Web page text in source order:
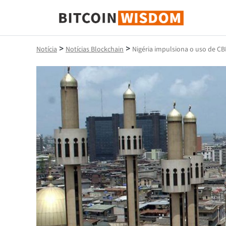
Sabedoria do Bitcoin
Notícia > Notícias Blockchain > Nigéria impulsiona o uso de